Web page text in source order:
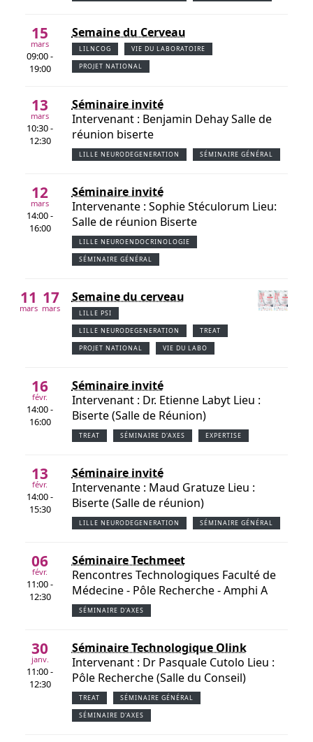
15
mars
09:00 -
19:00
Semaine du Cerveau
LILNCOG VIE DU LABORATOIRE
PROJET NATIONAL
13
mars
10:30 -
12:30
Séminaire invité
Intervenant : Benjamin Dehay Salle de
réunion biserte
LILLE NEURODEGENERATION SÉMINAIRE GÉNÉRAL
12
mars
14:00 -
16:00
Séminaire invité
Intervenante : Sophie Stéculorum Lieu:
Salle de réunion Biserte
LILLE NEUROENDOCRINOLOGIE
SÉMINAIRE GÉNÉRAL
11
mars
17
mars
Semaine du cerveau
LILLE PSI
LILLE NEURODEGENERATION TREAT
PROJET NATIONAL VIE DU LABO
16
févr.
14:00 -
16:00
Séminaire invité
Intervenant : Dr. Etienne Labyt Lieu :
Biserte (Salle de Réunion)
TREAT SÉMINAIRE D'AXES EXPERTISE
13
févr.
14:00 -
15:30
Séminaire invité
Intervenante : Maud Gratuze Lieu :
Biserte (Salle de réunion)
LILLE NEURODEGENERATION SÉMINAIRE GÉNÉRAL
06
févr.
11:00 -
12:30
Séminaire Techmeet
Rencontres Technologiques Faculté de
Médecine - Pôle Recherche - Amphi A
SÉMINAIRE D'AXES
30
janv.
11:00 -
12:30
Séminaire Technologique Olink
Intervenant : Dr Pasquale Cutolo Lieu :
Pôle Recherche (Salle du Conseil)
TREAT SÉMINAIRE GÉNÉRAL
SÉMINAIRE D'AXES